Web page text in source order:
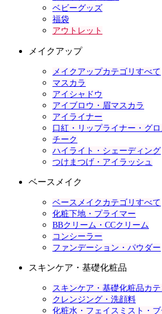
ベビーグッズ
福袋
アウトレット
メイクアップ
メイクアップカテゴリすべて
マスカラ
アイシャドウ
アイブロウ・眉マスカラ
アイライナー
口紅・リップライナー・グロ
チーク
ハイライト・シェーディング
つけまつげ・アイラッシュ
ベースメイク
ベースメイクカテゴリすべて
化粧下地・プライマー
BBクリーム・CCクリーム
コンシーラー
ファンデーション・パウダー
スキンケア・基礎化粧品
スキンケア・基礎化粧品カ
クレンジング・洗顔料
化粧水・フェイスミスト・